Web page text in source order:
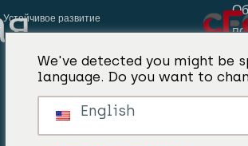
Устойчивое развитие
We've detected you might be
language. Do you want to
English